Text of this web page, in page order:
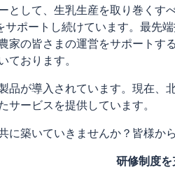
として、生乳生産を取り巻くす
サポートし続けています。最先
家の皆さまの運営をサポートす
おります。
品が導入されています。現在
ービスを提供しています。
築いていきませんか？皆様か
研修制度